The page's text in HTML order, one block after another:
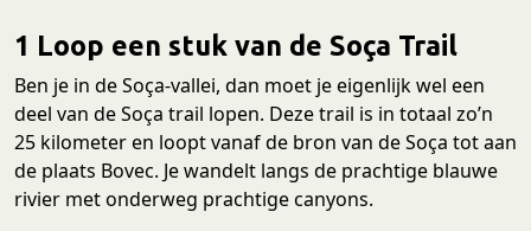
1 Loop een stuk van de Soça Trail
Ben je in de Soça-vallei, dan moet je eigenlijk wel een
deel van de Soça trail lopen. Deze trail is in totaal zo’n
25 kilometer en loopt vanaf de bron van de Soça tot aan
de plaats Bovec. Je wandelt langs de prachtige blauwe
rivier met onderweg prachtige canyons.